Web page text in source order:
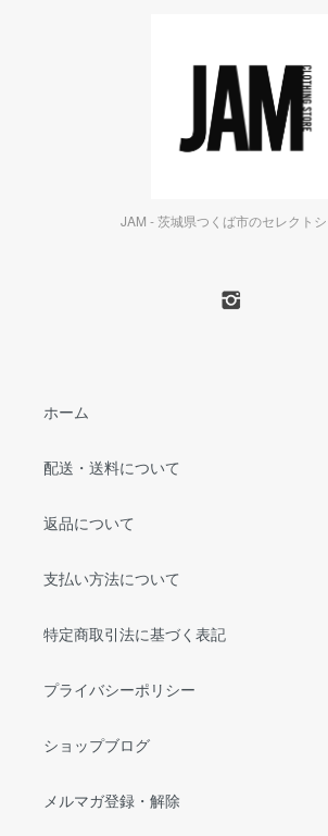
JAM - 茨城県つくば市のセレクト
ホーム
配送・送料について
返品について
支払い方法について
特定商取引法に基づく表記
プライバシーポリシー
ショップブログ
メルマガ登録・解除